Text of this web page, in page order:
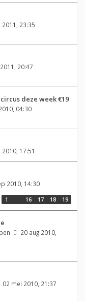
2011, 23:35
20:47
deze week €19
04:30
17:51
2010, 14:30
1 16 17 18 19
20 aug 2010,
02 mei 2010, 21:37